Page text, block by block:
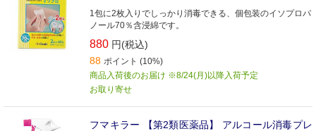
1包に2枚入りでしっかり消毒できる、個包装のイソプロパ
ノール70％含浸綿です。
880 円(税込)
88 ポイント (10%)
商品入荷後のお届け ※8/24(月)以降入荷予定
お取り寄せ
フマキラー 【第2類医薬品】 アルコール消毒プレ